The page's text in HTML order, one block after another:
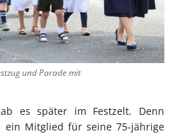
und Parade mit
es später im Festzelt. Denn
ein Mitglied für seine 75-jährige